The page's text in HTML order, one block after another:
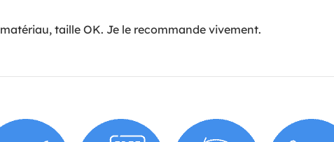
taille OK. Je le recommande vivement.